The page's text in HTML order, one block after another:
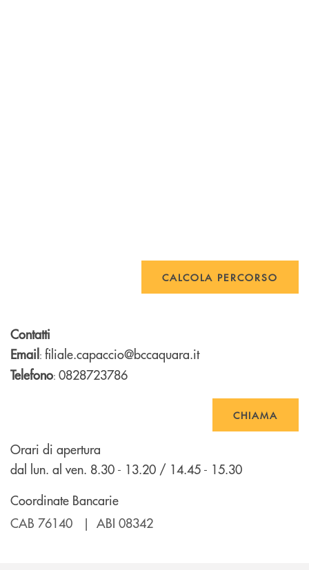
CALCOLA PERCORSO
Contatti
Email: filiale.capaccio@bccaquara.it
Telefono: 0828723786
CHIAMA
Orari di apertura
dal lun. al ven. 8.30 - 13.20 / 14.45 - 15.30
Coordinate Bancarie
CAB 76140 | ABI 08342